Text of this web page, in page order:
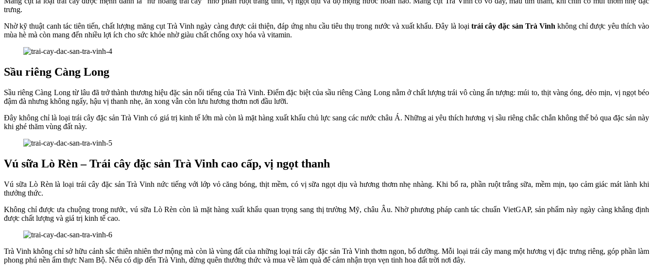
trưng.
Nhờ kỹ thuật canh tác tiên tiến, chất lượng măng cụt Trà Vinh ngày càng được cải thiện, đáp ứng nhu cầu tiêu thụ trong nước và xuất khẩu. Đây là loại trái cây đặc sản Trà Vinh không chỉ được yêu thích vào
mùa hè mà còn mang đến nhiều lợi ích cho sức khỏe nhờ giàu chất chống oxy hóa và vitamin.
Sầu riêng Càng Long
Sầu riêng Càng Long từ lâu đã trở thành thương hiệu đặc sản nổi tiếng của Trà Vinh. Điểm đặc biệt của sầu riêng Càng Long nằm ở chất lượng trái vô cùng ấn tượng: múi to, thịt vàng óng, dẻo mịn, vị ngọt béo
đậm đà nhưng không ngấy, hậu vị thanh nhẹ, ăn xong vẫn còn lưu hương thơm nơi đầu lưỡi.
Đây không chỉ là loại trái cây đặc sản Trà Vinh có giá trị kinh tế lớn mà còn là mặt hàng xuất khẩu chủ lực sang các nước châu Á. Những ai yêu thích hương vị sầu riêng chắc chắn không thể bỏ qua đặc sản này
khi ghé thăm vùng đất này.
Vú sữa Lò Rèn – Trái cây đặc sản Trà Vinh cao cấp, vị ngọt thanh
Vú sữa Lò Rèn là loại trái cây đặc sản Trà Vinh nức tiếng với lớp vỏ căng bóng, thịt mềm, có vị sữa ngọt dịu và hương thơm nhẹ nhàng. Khi bổ ra, phần ruột trắng sữa, mềm mịn, tạo cảm giác mát lành khi
thưởng thức.
Không chỉ được ưa chuộng trong nước, vú sữa Lò Rèn còn là mặt hàng xuất khẩu quan trọng sang thị trường Mỹ, châu Âu. Nhờ phương pháp canh tác chuẩn VietGAP, sản phẩm này ngày càng khẳng định
được chất lượng và giá trị kinh tế cao.
Trà Vinh không chỉ sở hữu cảnh sắc thiên nhiên thơ mộng mà còn là vùng đất của những loại trái cây đặc sản Trà Vinh thơm ngon, bổ dưỡng. Mỗi loại trái cây mang một hương vị đặc trưng riêng, góp phần làm
phong phú nền ẩm thực Nam Bộ. Nếu có dịp đến Trà Vinh, đừng quên thưởng thức và mua về làm quà để cảm nhận trọn vẹn tinh hoa đất trời nơi đây.